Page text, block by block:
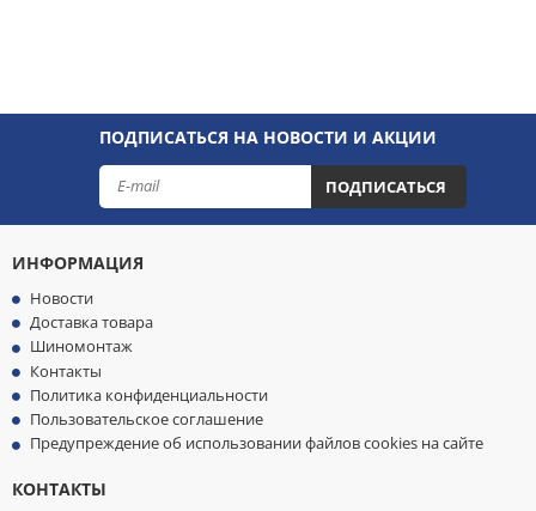
ПОДПИСАТЬСЯ НА НОВОСТИ И АКЦИИ
ПОДПИСАТЬСЯ
ИНФОРМАЦИЯ
Новости
Доставка товара
Шиномонтаж
Контакты
Политика конфиденциальности
Пользовательское соглашение
Предупреждение об использовании файлов cookies на сайте
КОНТАКТЫ